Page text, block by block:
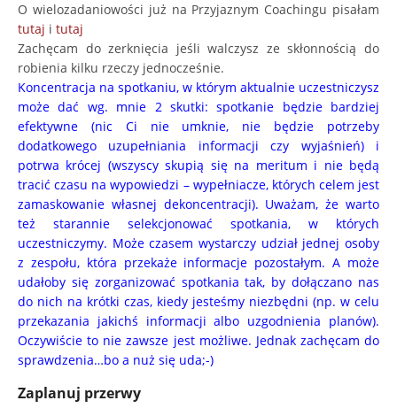
O wielozadaniowości już na Przyjaznym Coachingu pisałam
tutaj i tutaj
Zachęcam do zerknięcia jeśli walczysz ze skłonnością do
robienia kilku rzeczy jednocześnie.
Koncentracja na spotkaniu, w którym aktualnie uczestniczysz
może dać wg. mnie 2 skutki: spotkanie będzie bardziej
efektywne (nic Ci nie umknie, nie będzie potrzeby
dodatkowego uzupełniania informacji czy wyjaśnień) i
potrwa krócej (wszyscy skupią się na meritum i nie będą
tracić czasu na wypowiedzi – wypełniacze, których celem jest
zamaskowanie własnej dekoncentracji). Uważam, że warto
też starannie selekcjonować spotkania, w których
uczestniczymy. Może czasem wystarczy udział jednej osoby
z zespołu, która przekaże informacje pozostałym. A może
udałoby się zorganizować spotkania tak, by dołączano nas
do nich na krótki czas, kiedy jesteśmy niezbędni (np. w celu
przekazania jakichś informacji albo uzgodnienia planów).
Oczywiście to nie zawsze jest możliwe. Jednak zachęcam do
sprawdzenia…bo a nuż się uda;-)
Zaplanuj przerwy